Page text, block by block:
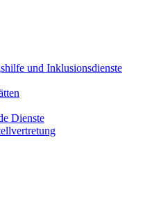
und Inklusionsdienste
Dienste